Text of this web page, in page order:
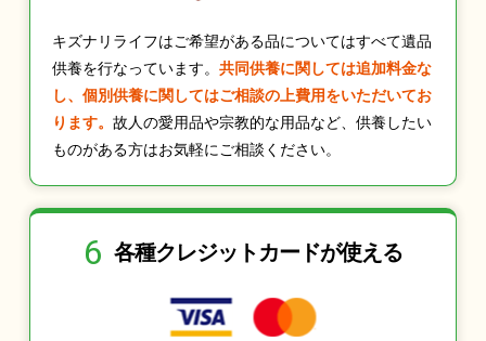
キズナリライフはご希望がある品についてはすべて遺品
供養を行なっています。 共同供養に関しては追加料金な
し、個別供養に関してはご相談の上費用をいただいてお
ります。 故人の愛用品や宗教的な用品など、供養したい
ものがある方はお気軽にご相談ください。
6 各種クレジットカードが使える